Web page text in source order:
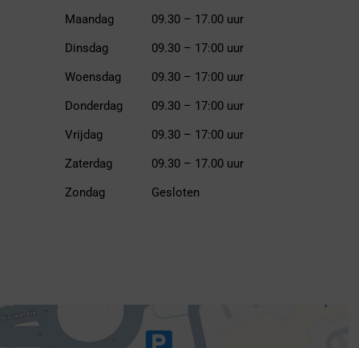
Maandag
09.30 – 17.00 uur
Dinsdag
09.30 – 17:00 uur
Woensdag
09.30 – 17:00 uur
Donderdag
09.30 – 17:00 uur
Vrijdag
09.30 – 17:00 uur
Zaterdag
09.30 – 17.00 uur
Zondag
Gesloten